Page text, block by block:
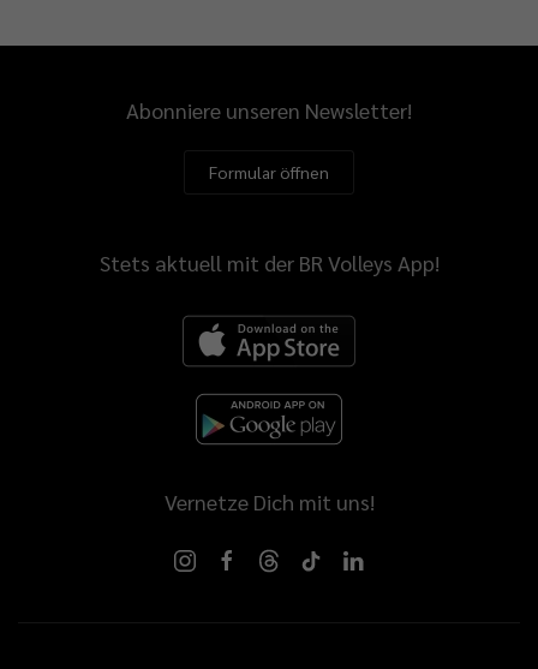
Abonniere unseren Newsletter!
Formular öffnen
Stets aktuell mit der BR Volleys App!
Vernetze Dich mit uns!